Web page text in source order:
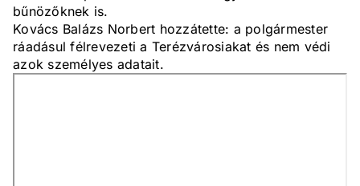
bűnözőknek is.
Kovács Balázs Norbert hozzátette: a polgármester
ráadásul félrevezeti a Terézvárosiakat és nem védi
azok személyes adatait.